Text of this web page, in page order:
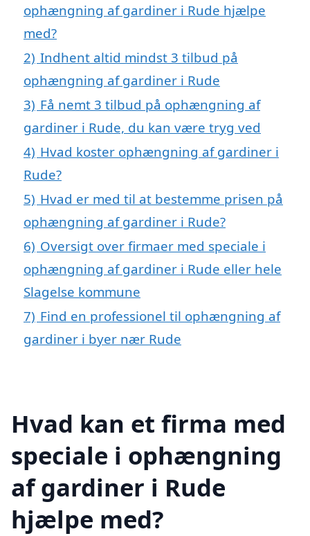
ophængning af gardiner i Rude hjælpe
med?
2) Indhent altid mindst 3 tilbud på
ophængning af gardiner i Rude
3) Få nemt 3 tilbud på ophængning af
gardiner i Rude, du kan være tryg ved
4) Hvad koster ophængning af gardiner i
Rude?
5) Hvad er med til at bestemme prisen på
ophængning af gardiner i Rude?
6) Oversigt over firmaer med speciale i
ophængning af gardiner i Rude eller hele
Slagelse kommune
7) Find en professionel til ophængning af
gardiner i byer nær Rude
Hvad kan et firma med
speciale i ophængning
af gardiner i Rude
hjælpe med?